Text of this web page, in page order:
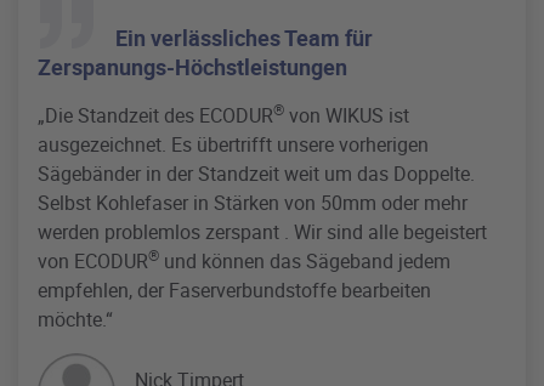
Ein verlässliches Team für
Zerspanungs-Höchstleistungen
„Die Standzeit des ECODUR® von WIKUS ist
ausgezeichnet. Es übertrifft unsere vorherigen
Sägebänder in der Standzeit weit um das Doppelte.
Selbst Kohlefaser in Stärken von 50mm oder mehr
werden problemlos zerspant . Wir sind alle begeistert
von ECODUR® und können das Sägeband jedem
empfehlen, der Faserverbundstoffe bearbeiten
möchte.“
Nick Timpert